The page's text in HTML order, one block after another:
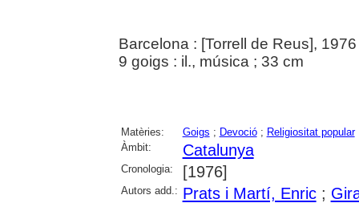
Barcelona : [Torrell de Reus], 1976
9 goigs : il., música ; 33 cm
Matèries: Goigs ; Devoció; Religiositat popular
Àmbit:
Catalunya
Cronologia: [1976]
Autors add.: Prats i Martí, Enric;